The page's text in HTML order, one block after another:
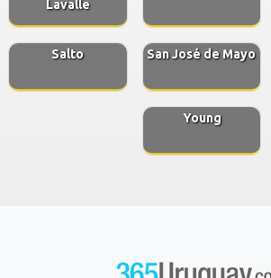
Lavalle
Salto San José de Mayo
Young